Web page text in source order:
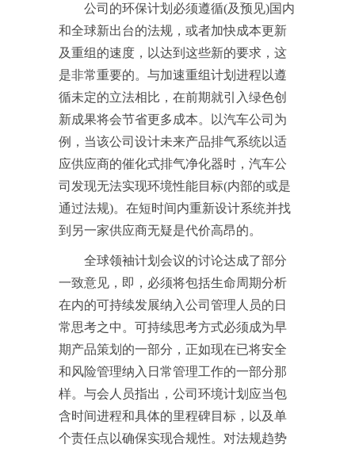
公司的环保计划必须遵循(及预见)国内
和全球新出台的法规，或者加快成本更新
及重组的速度，以达到这些新的要求，这
是非常重要的。与加速重组计划进程以遵
循未定的立法相比，在前期就引入绿色创
新成果将会节省更多成本。以汽车公司为
例，当该公司设计未来产品排气系统以适
应供应商的催化式排气净化器时，汽车公
司发现无法实现环境性能目标(内部的或是
通过法规)。在短时间内重新设计系统并找
到另一家供应商无疑是代价高昂的。
全球领袖计划会议的讨论达成了部分
一致意见，即，必须将包括生命周期分析
在内的可持续发展纳入公司管理人员的日
常思考之中。可持续思考方式必须成为早
期产品策划的一部分，正如现在已将安全
和风险管理纳入日常管理工作的一部分那
样。与会人员指出，公司环境计划应当包
含时间进程和具体的里程碑目标，以及单
个责任点以确保实现合规性。对法规趋势